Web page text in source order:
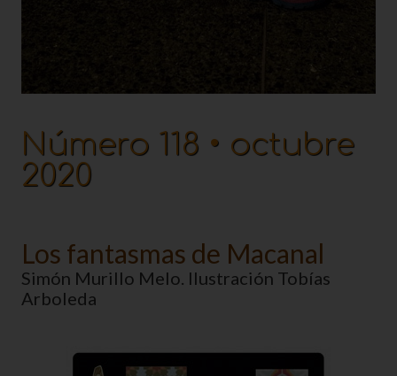
Número 118 • octubre
2020
Los fantasmas de Macanal
Simón Murillo Melo. Ilustración Tobías
Arboleda